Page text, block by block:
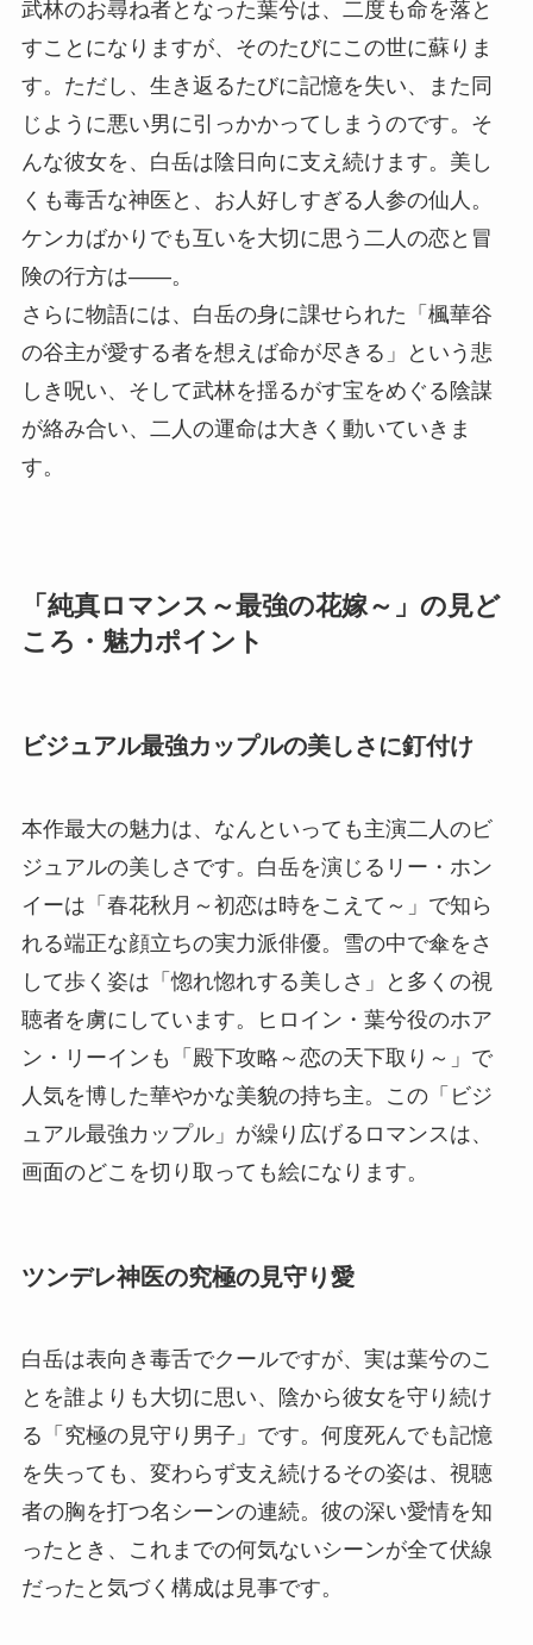
武林のお尋ね者となった葉兮は、二度も命を落と
すことになりますが、そのたびにこの世に蘇りま
す。ただし、生き返るたびに記憶を失い、また同
じように悪い男に引っかかってしまうのです。そ
んな彼女を、白岳は陰日向に支え続けます。美し
くも毒舌な神医と、お人好しすぎる人参の仙人。
ケンカばかりでも互いを大切に思う二人の恋と冒
険の行方は――。
さらに物語には、白岳の身に課せられた「楓華谷
の谷主が愛する者を想えば命が尽きる」という悲
しき呪い、そして武林を揺るがす宝をめぐる陰謀
が絡み合い、二人の運命は大きく動いていきま
す。
「純真ロマンス～最強の花嫁～」の見ど
ころ・魅力ポイント
ビジュアル最強カップルの美しさに釘付け
本作最大の魅力は、なんといっても主演二人のビ
ジュアルの美しさです。白岳を演じるリー・ホン
イーは「春花秋月～初恋は時をこえて～」で知ら
れる端正な顔立ちの実力派俳優。雪の中で傘をさ
して歩く姿は「惚れ惚れする美しさ」と多くの視
聴者を虜にしています。ヒロイン・葉兮役のホア
ン・リーインも「殿下攻略～恋の天下取り～」で
人気を博した華やかな美貌の持ち主。この「ビジ
ュアル最強カップル」が繰り広げるロマンスは、
画面のどこを切り取っても絵になります。
ツンデレ神医の究極の見守り愛
白岳は表向き毒舌でクールですが、実は葉兮のこ
とを誰よりも大切に思い、陰から彼女を守り続け
る「究極の見守り男子」です。何度死んでも記憶
を失っても、変わらず支え続けるその姿は、視聴
者の胸を打つ名シーンの連続。彼の深い愛情を知
ったとき、これまでの何気ないシーンが全て伏線
だったと気づく構成は見事です。